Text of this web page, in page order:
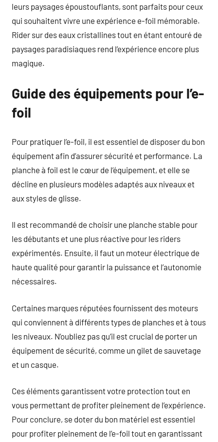
leurs paysages époustouflants, sont parfaits pour ceux
qui souhaitent vivre une expérience e-foil mémorable.
Rider sur des eaux cristallines tout en étant entouré de
paysages paradisiaques rend l’expérience encore plus
magique.
Guide des équipements pour l’e-
foil
Pour pratiquer l’e-foil, il est essentiel de disposer du bon
équipement afin d’assurer sécurité et performance. La
planche à foil est le cœur de l’équipement, et elle se
décline en plusieurs modèles adaptés aux niveaux et
aux styles de glisse.
Il est recommandé de choisir une planche stable pour
les débutants et une plus réactive pour les riders
expérimentés. Ensuite, il faut un moteur électrique de
haute qualité pour garantir la puissance et l’autonomie
nécessaires.
Certaines marques réputées fournissent des moteurs
qui conviennent à différents types de planches et à tous
les niveaux. N’oubliez pas qu’il est crucial de porter un
équipement de sécurité, comme un gilet de sauvetage
et un casque.
Ces éléments garantissent votre protection tout en
vous permettant de profiter pleinement de l’expérience.
Pour conclure, se doter du bon matériel est essentiel
pour profiter pleinement de l’e-foil tout en garantissant